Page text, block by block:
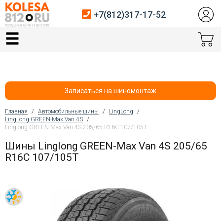
Главная
Автосервис
Датчики давления
Услуги шиномонтажа
Покупателям
+7(812)317-17-52
Записаться на шиномонтаж
Вы здесь
Главная / Автомобильные шины / LingLong
/
LingLong GREEN-Max Van 4S /
Linglong GREEN-Max Van 4S 205/65 R16C 107/105T
Шины Linglong GREEN-Max Van 4S 205/65
R16C 107/105T